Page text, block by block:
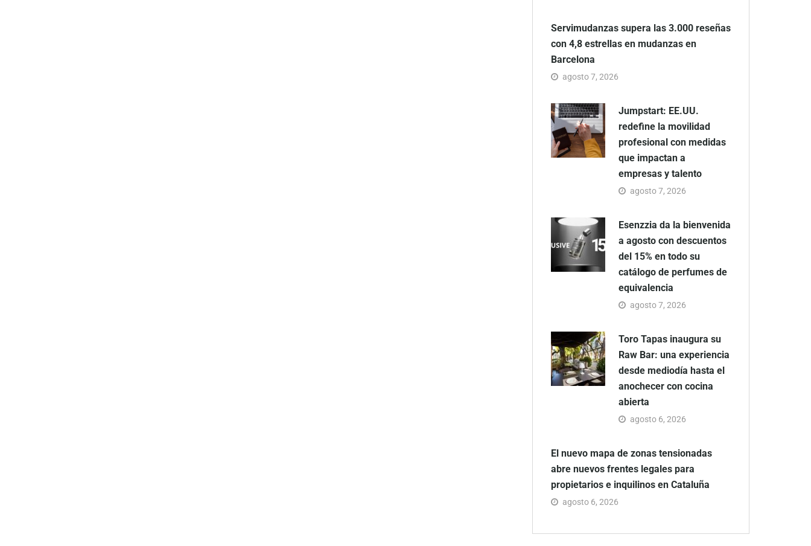
Servimudanzas supera las 3.000 reseñas
con 4,8 estrellas en mudanzas en
Barcelona
agosto 7, 2026
Jumpstart: EE.UU.
redefine la movilidad
profesional con medidas
que impactan a
empresas y talento
agosto 7, 2026
Esenzzia da la bienvenida
a agosto con descuentos
del 15% en todo su
catálogo de perfumes de
equivalencia
agosto 7, 2026
Toro Tapas inaugura su
Raw Bar: una experiencia
desde mediodía hasta el
anochecer con cocina
abierta
agosto 6, 2026
El nuevo mapa de zonas tensionadas
abre nuevos frentes legales para
propietarios e inquilinos en Cataluña
agosto 6, 2026